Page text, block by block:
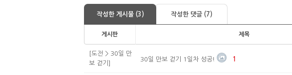
작성한 게시물 (3) 작성한 댓글 (7)
게시판 제목
[도전 > 30일 만
보 걷기]
30일 만보 걷기 1일차 성공! 1